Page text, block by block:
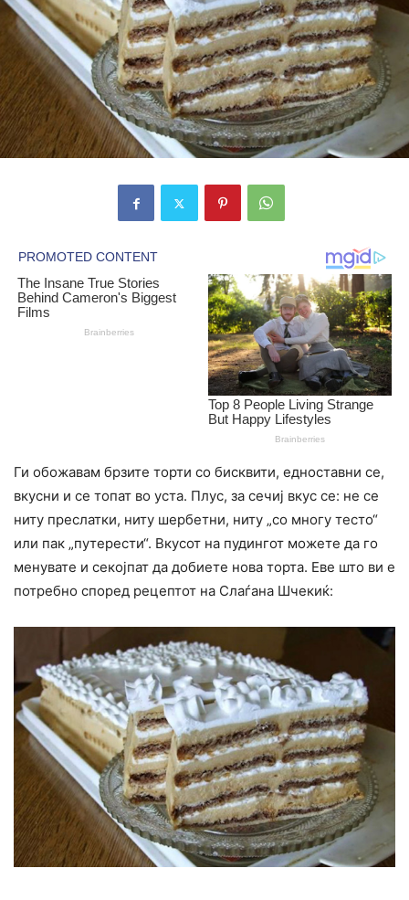
Ги обожавам брзите торти со бисквити, едноставни се,
вкусни и се топат во уста. Плус, за сечиј вкус се: не се
ниту преслатки, ниту шербетни, ниту „со многу тесто“
или пак „путерести“. Вкусот на пудингот можете да го
менувате и секојпат да добиете нова торта. Еве што ви е
потребно според рецептот на Слаѓана Шчекиќ: